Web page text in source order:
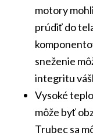
motory
prúdiť do
sneženie
integritu
Vysoké
môže byť
Trubec sa